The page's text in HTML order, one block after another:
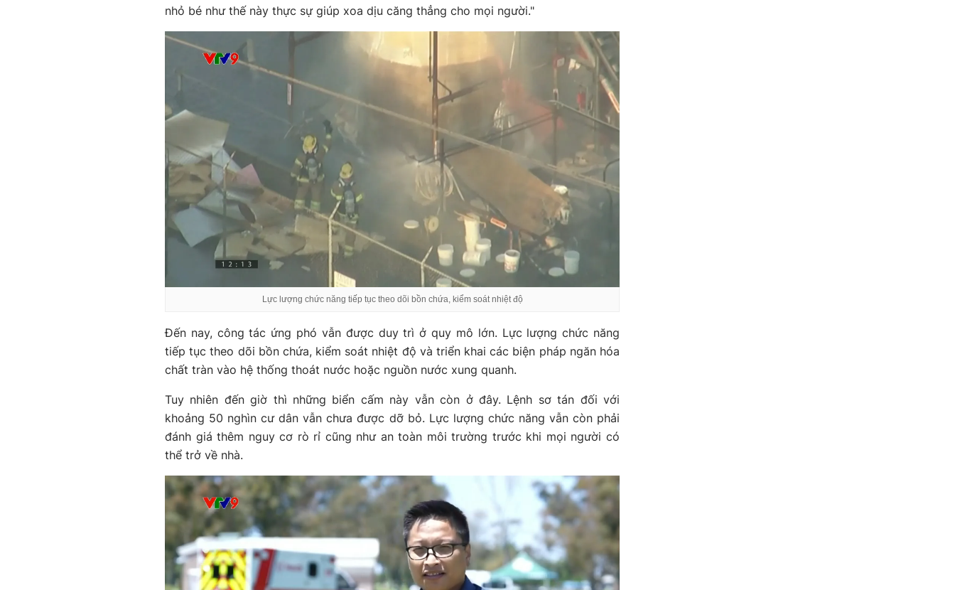
nhỏ bé như thế này thực sự giúp xoa dịu căng thẳng cho mọi người."
Lực lượng chức năng tiếp tục theo dõi bồn chứa, kiểm soát nhiệt độ
Đến nay, công tác ứng phó vẫn được duy trì ở quy mô lớn. Lực lượng chức năng
tiếp tục theo dõi bồn chứa, kiểm soát nhiệt độ và triển khai các biện pháp ngăn hóa
chất tràn vào hệ thống thoát nước hoặc nguồn nước xung quanh.
Tuy nhiên đến giờ thì những biển cấm này vẫn còn ở đây. Lệnh sơ tán đối với
khoảng 50 nghìn cư dân vẫn chưa được dỡ bỏ. Lực lượng chức năng vẫn còn phải
đánh giá thêm nguy cơ rò rỉ cũng như an toàn môi trường trước khi mọi người có
thể trở về nhà.